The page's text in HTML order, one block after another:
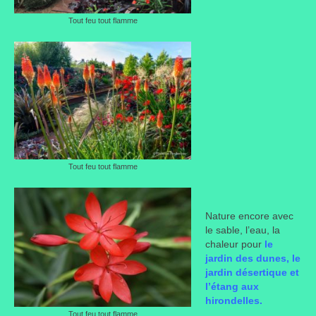
Tout feu tout flamme
Tout feu tout flamme
Tout feu tout flamme
Nature encore avec
le sable, l’eau, la
chaleur pour le
jardin des dunes, le
jardin désertique et
l’étang aux
hirondelles.